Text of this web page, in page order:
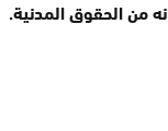
من الحقوق المدنية.